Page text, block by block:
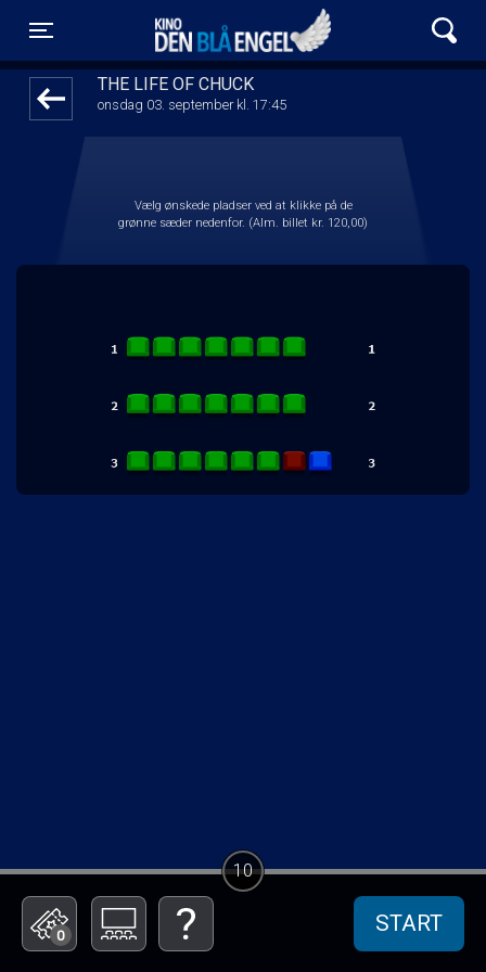
Toggle navigation
Kino Den Blå Engel
THE LIFE OF CHUCK
onsdag 03. september kl. 17:45
Vælg ønskede pladser ved at klikke på de
grønne sæder nedenfor. (Alm. billet kr. 120,00)
0 START
10
front03-cc 063042